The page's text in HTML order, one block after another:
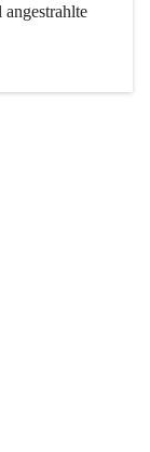
integrativer